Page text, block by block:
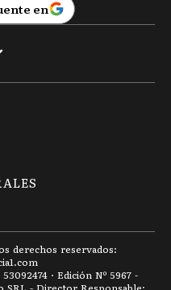
en
derechos reservados:
· Edición Nº 5967 -